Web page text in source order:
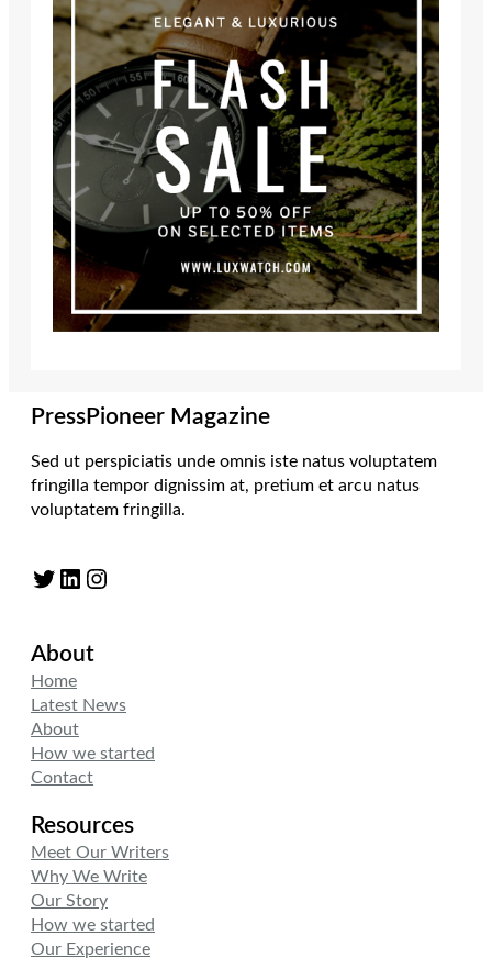
PressPioneer Magazine
Sed ut perspiciatis unde omnis iste natus voluptatem
fringilla tempor dignissim at, pretium et arcu natus
voluptatem fringilla.
Twitter LinkedIn Instagram
About
Home
Latest News
About
How we started
Contact
Resources
Meet Our Writers
Why We Write
Our Story
How we started
Our Experience